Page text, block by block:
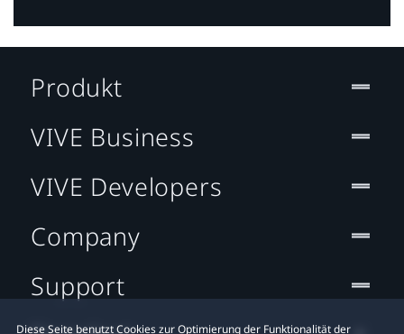
Diese Seite benutzt Cookies zur Optimierung der Funktionalität der
Produkt
VIVE Business
VIVE Developers
Company
Support